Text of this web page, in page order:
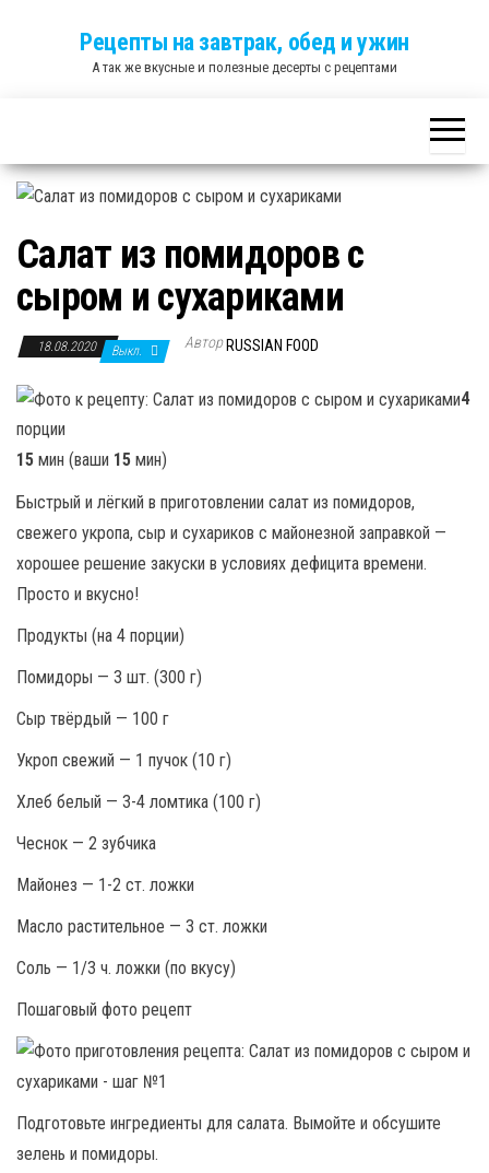
Рецепты на завтрак, обед и ужин
А так же вкусные и полезные десерты с рецептами
Салат из помидоров с
сыром и сухариками
18.08.2020 Выкл. Автор RUSSIAN FOOD
4
порции
15 мин (ваши 15 мин)
Быстрый и лёгкий в приготовлении салат из помидоров,
свежего укропа, сыр и сухариков с майонезной заправкой —
хорошее решение закуски в условиях дефицита времени.
Просто и вкусно!
Продукты (на 4 порции)
Помидоры — 3 шт. (300 г)
Сыр твёрдый — 100 г
Укроп свежий — 1 пучок (10 г)
Хлеб белый — 3-4 ломтика (100 г)
Чеснок — 2 зубчика
Майонез — 1-2 ст. ложки
Масло растительное — 3 ст. ложки
Соль — 1/3 ч. ложки (по вкусу)
Пошаговый фото рецепт
Подготовьте ингредиенты для салата. Вымойте и обсушите
зелень и помидоры.